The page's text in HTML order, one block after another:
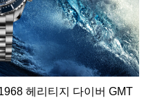
헤리티지 다이버 GMT